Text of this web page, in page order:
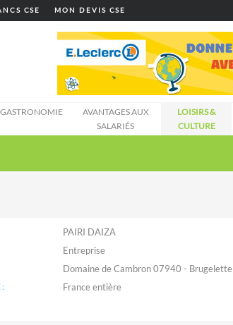
CSE MON DEVIS CSE
GASTRONOMIE
AVANTAGES AUX
SALARIÉS
LOISIRS &
CULTURE
PAIRI DAIZA
Entreprise
Domaine de Cambron 07940 - Brugelette
: